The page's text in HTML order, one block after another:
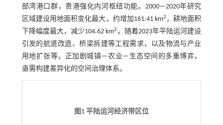
部湾港口群，贵港强化内河枢纽功能。2000—2020年研究
区域建设用地面积变化最大，约增加161.41 km2 ，耕地面积
下降幅度最大，减少104.62 km2。随着2023年平陆运河建设
引发的航道改造、桥梁拆建等工程需求，以及物流与产业
用地扩张等，正加剧城镇—农业—生态空间的多重博弈，
亟需构建差异化的空间治理体系。
图1 平陆运河经济带区位